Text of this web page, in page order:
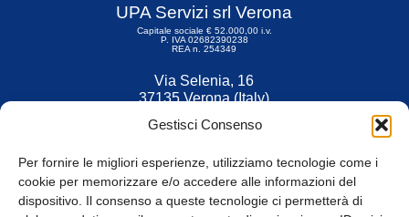
Gestisci Consenso
Per fornire le migliori esperienze, utilizziamo tecnologie come i
cookie per memorizzare e/o accedere alle informazioni del
dispositivo. Il consenso a queste tecnologie ci permetterà di
UPA Servizi srl Verona
Capitale sociale € 52.000,00 i.v.
P. IVA 02682390238
REA n. 254349
Via Selenia, 16
37135 Verona (Italy)
Fax 045 9211599